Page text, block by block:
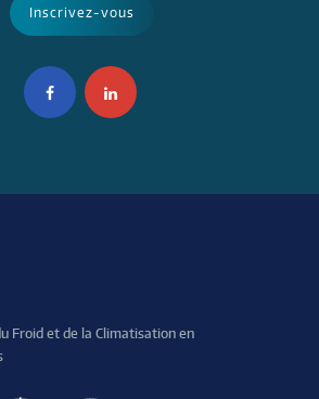
Froid et de la Climatisation en